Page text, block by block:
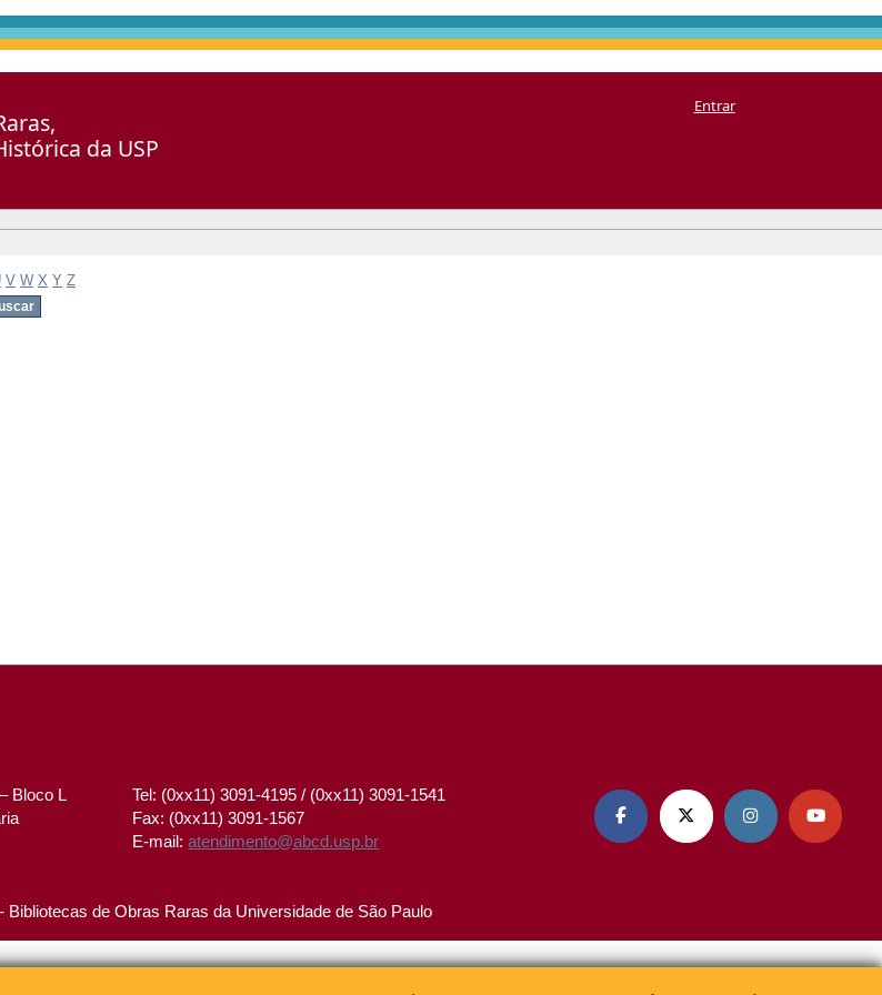
da USP
Entrar
V W X Y Z
Bloco L
Tel: (0xx11) 3091-4195 / (0xx11) 3091-1541
Fax: (0xx11) 3091-1567
E-mail:atendimento@abcd.usp.br
   
de Obras Raras da Universidade de São Paulo